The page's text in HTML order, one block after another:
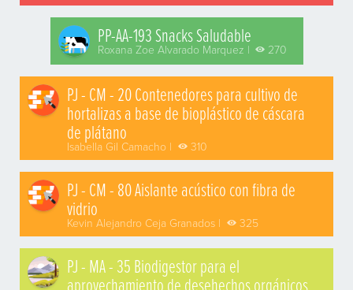
PP-AA-193 Snacks Saludable
Roxana Zoe Alvarado Marquez | 270
PJ - CM - 20 Contenedores para cultivo de
hortalizas a base de bioplástico de cáscara
de plátano
Isabella Gil Camacho | 310
PJ - CM - 80 Aislante acústico con fibra de
vidrio
Kevin Alejandro Ceja Granados | 325
PJ - MA - 35 Biodigestor para el
aprovechamiento de desehechos orgánicos